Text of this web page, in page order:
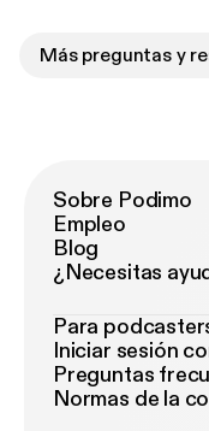
Más preguntas y
Sobre Podimo
Empleo
Blog
¿Necesitas
Para
Iniciar sesión
Preguntas
Normas de la